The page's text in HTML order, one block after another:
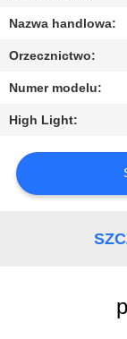
JAKOŚCI
SIĘ
Nazwa handlowa:
Orzecznictwo:
Numer modelu:
High Light: